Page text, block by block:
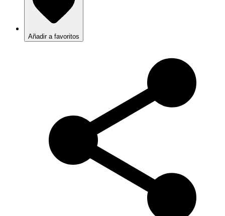
Añadir a favoritos